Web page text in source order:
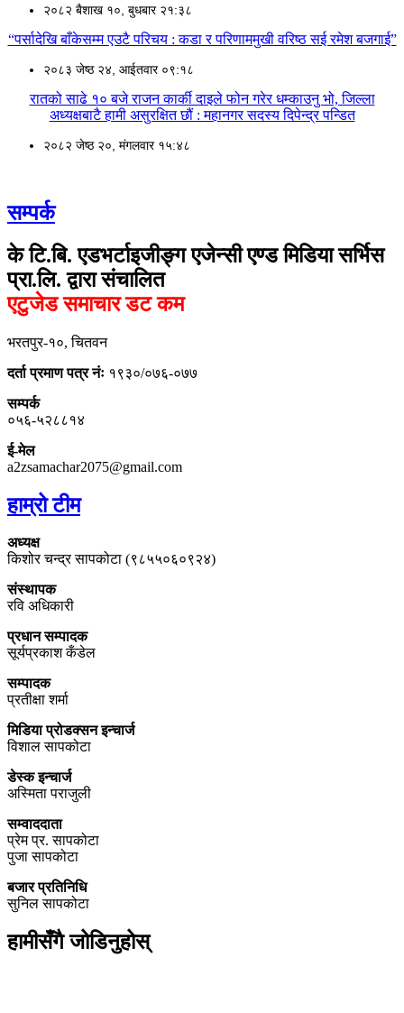
२०८२ बैशाख १०, बुधबार २१:३८
“पर्सादेखि बाँकेसम्म एउटै परिचय : कडा र परिणाममुखी वरिष्ठ सई रमेश बजगाई”
२०८३ जेष्ठ २४, आईतवार ०९:१८
रातको साढे १० बजे राजन कार्की दाइले फोन गरेर धम्काउनु भो, जिल्ला
अध्यक्षबाटै हामी असुरक्षित छौं : महानगर सदस्य दिपेन्द्र पन्डित
२०८२ जेष्ठ २०, मंगलवार १५:४८
सम्पर्क
के टि.बि. एडभर्टाइजीङ्ग एजेन्सी एण्ड मिडिया सर्भिस
प्रा.लि. द्वारा संचालित
एटुजेड समाचार डट कम
भरतपुर-१०, चितवन
दर्ता प्रमाण पत्र नंः १९३०/०७६-०७७
सम्पर्क
०५६-५२८८१४
ई-मेल
a2zsamachar2075@gmail.com
हाम्रो टीम
अध्यक्ष
किशोर चन्द्र सापकोटा (९८५५०६०९२४)
संस्थापक
रवि अधिकारी
प्रधान सम्पादक
सूर्यप्रकाश कँडेल
सम्पादक
प्रतीक्षा शर्मा
मिडिया प्रोडक्सन इन्चार्ज
विशाल सापकोटा
डेस्क इन्चार्ज
अस्मिता पराजुली
सम्वाददाता
प्रेम प्र. सापकोटा
पुजा सापकोटा
बजार प्रतिनिधि
सुनिल सापकोटा
हामीसँगै जोडिनुहोस्